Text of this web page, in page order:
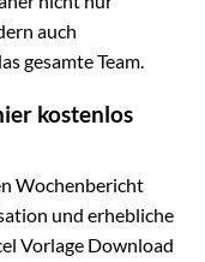
auch
gesamte Team.
kostenlos
Wochenbericht
und erhebliche
Vorlage Download